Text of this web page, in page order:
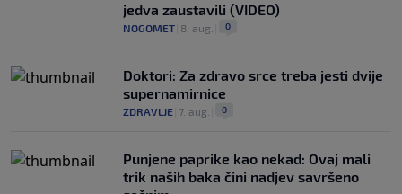
jedva zaustavili (VIDEO)
NOGOMET 8. aug. 0
Doktori: Za zdravo srce treba jesti dvije
supernamirnice
ZDRAVLJE 7. aug. 0
Punjene paprike kao nekad: Ovaj mali
trik naših baka čini nadjev savršeno